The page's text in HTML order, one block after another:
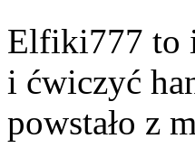
Elfiki777 to
i ćwiczyć
powstało z